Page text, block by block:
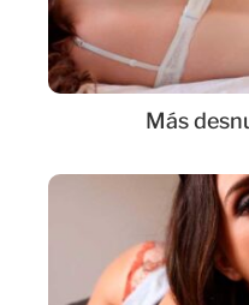
Más